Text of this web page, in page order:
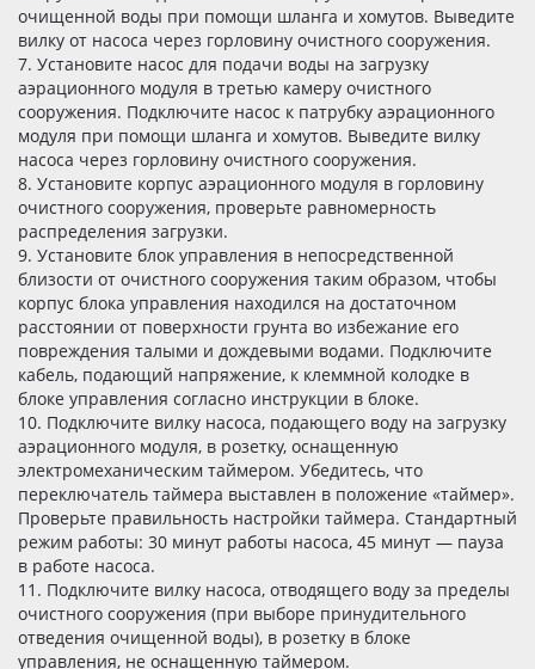
очищенной воды при помощи шланга и хомутов. Выведите
вилку от насоса через горловину очистного сооружения.
7. Установите насос для подачи воды на загрузку
аэрационного модуля в третью камеру очистного
сооружения. Подключите насос к патрубку аэрационного
модуля при помощи шланга и хомутов. Выведите вилку
насоса через горловину очистного сооружения.
8. Установите корпус аэрационного модуля в горловину
очистного сооружения, проверьте равномерность
распределения загрузки.
9. Установите блок управления в непосредственной
близости от очистного сооружения таким образом, чтобы
корпус блока управления находился на достаточном
расстоянии от поверхности грунта во избежание его
повреждения талыми и дождевыми водами. Подключите
кабель, подающий напряжение, к клеммной колодке в
блоке управления согласно инструкции в блоке.
10. Подключите вилку насоса, подающего воду на загрузку
аэрационного модуля, в розетку, оснащенную
электромеханическим таймером. Убедитесь, что
переключатель таймера выставлен в положение «таймер».
Проверьте правильность настройки таймера. Стандартный
режим работы: 30 минут работы насоса, 45 минут — пауза
в работе насоса.
11. Подключите вилку насоса, отводящего воду за пределы
очистного сооружения (при выборе принудительного
отведения очищенной воды), в розетку в блоке
управления, не оснащенную таймером.